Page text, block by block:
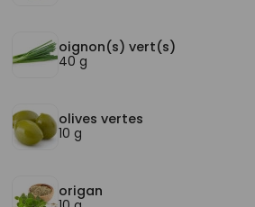
oignon(s) vert(s)
40 g
olives vertes
10 g
origan